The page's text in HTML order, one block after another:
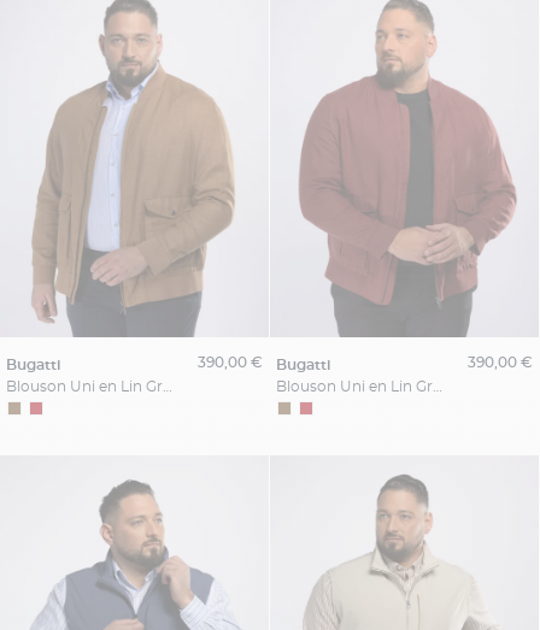
bugatti
390,00 €
bugatti
390,00 €